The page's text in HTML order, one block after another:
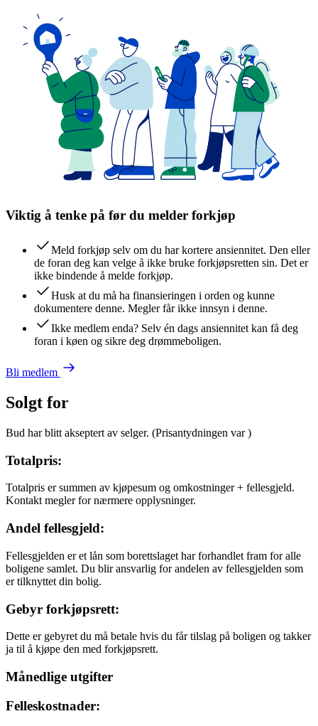
Viktig å tenke på før du melder forkjøp
Meld forkjøp selv om du har kortere ansiennitet. Den eller
de foran deg kan velge å ikke bruke forkjøpsretten sin. Det er
ikke bindende å melde forkjøp.
Husk at du må ha finansieringen i orden og kunne
dokumentere denne. Megler får ikke innsyn i denne.
Ikke medlem enda? Selv én dags ansiennitet kan få deg
foran i køen og sikre deg drømmeboligen.
Bli medlem
Solgt for
Bud har blitt akseptert av selger. (Prisantydningen var)
Totalpris:
Totalpris er summen av kjøpesum og omkostninger + fellesgjeld.
Kontakt megler for nærmere opplysninger.
Andel fellesgjeld:
Fellesgjelden er et lån som borettslaget har forhandlet fram for alle
boligene samlet. Du blir ansvarlig for andelen av fellesgjelden som
er tilknyttet din bolig.
Gebyr forkjøpsrett:
Dette er gebyret du må betale hvis du får tilslag på boligen og takker
ja til å kjøpe den med forkjøpsrett.
Månedlige utgifter
Felleskostnader: